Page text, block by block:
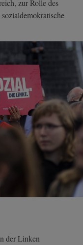
zur Rolle des
der Linken